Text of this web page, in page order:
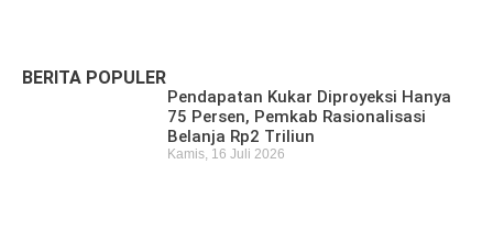
BERITA POPULER
Pendapatan Kukar Diproyeksi Hanya
75 Persen, Pemkab Rasionalisasi
Belanja Rp2 Triliun
Kamis, 16 Juli 2026